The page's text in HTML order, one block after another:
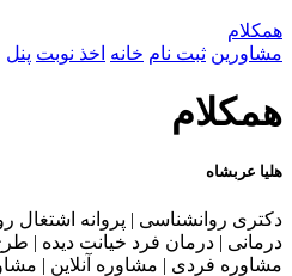
همکلام
مشاورین ثبت نام خانه اخذ نوبت پنل
همکلام
هلیا عربشاه
دکتری روانشناسی | پروانه
درمانی | درمان فرد خیانت دیده
مشاوره فردی | مشاوره آنلاین |